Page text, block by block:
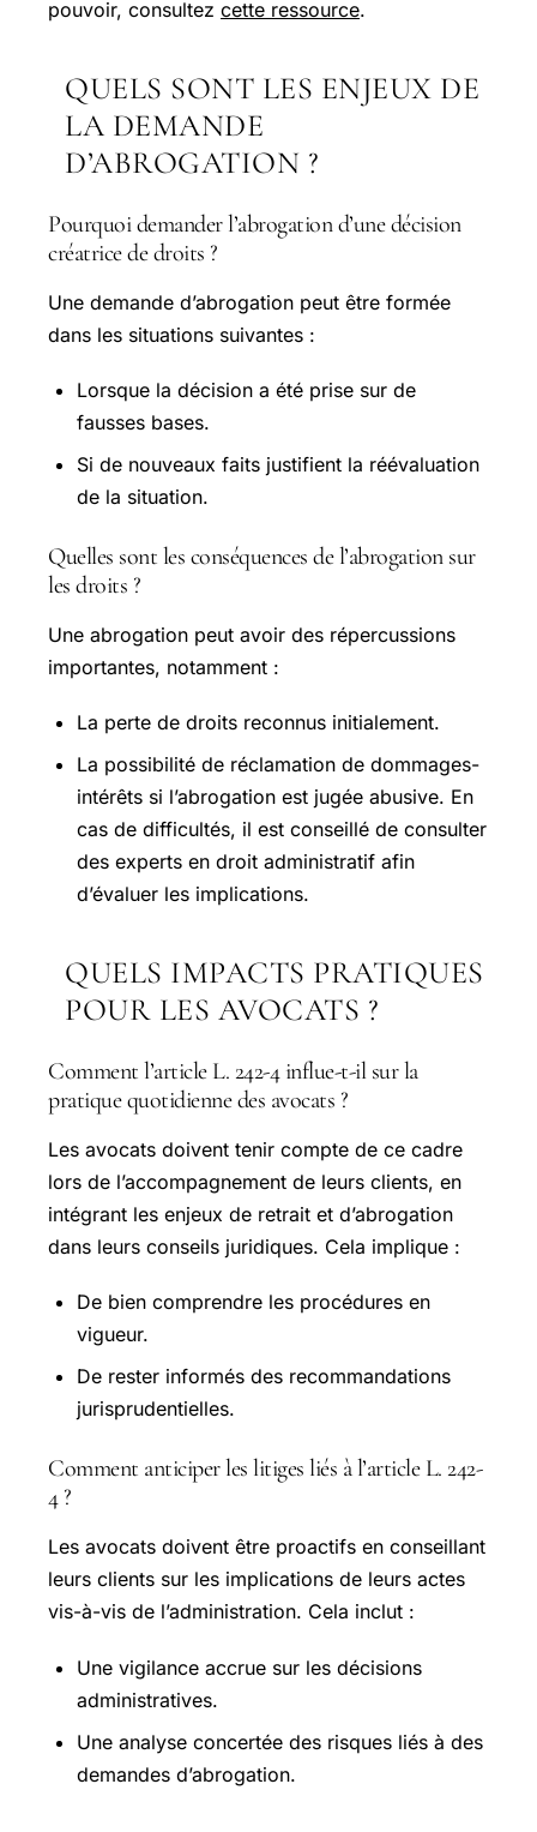
pouvoir, consultez cette ressource.
QUELS SONT LES ENJEUX DE
LA DEMANDE
D’ABROGATION ?
Pourquoi demander l’abrogation d’une décision
créatrice de droits ?
Une demande d’abrogation peut être formée
dans les situations suivantes :
Lorsque la décision a été prise sur de
fausses bases.
Si de nouveaux faits justifient la réévaluation
de la situation.
Quelles sont les conséquences de l’abrogation sur
les droits ?
Une abrogation peut avoir des répercussions
importantes, notamment :
La perte de droits reconnus initialement.
La possibilité de réclamation de dommages-
intérêts si l’abrogation est jugée abusive. En
cas de difficultés, il est conseillé de consulter
des experts en droit administratif afin
d’évaluer les implications.
QUELS IMPACTS PRATIQUES
POUR LES AVOCATS ?
Comment l’article L. 242-4 influe-t-il sur la
pratique quotidienne des avocats ?
Les avocats doivent tenir compte de ce cadre
lors de l’accompagnement de leurs clients, en
intégrant les enjeux de retrait et d’abrogation
dans leurs conseils juridiques. Cela implique :
De bien comprendre les procédures en
vigueur.
De rester informés des recommandations
jurisprudentielles.
Comment anticiper les litiges liés à l’article L. 242-
4 ?
Les avocats doivent être proactifs en conseillant
leurs clients sur les implications de leurs actes
vis-à-vis de l’administration. Cela inclut :
Une vigilance accrue sur les décisions
administratives.
Une analyse concertée des risques liés à des
demandes d’abrogation.